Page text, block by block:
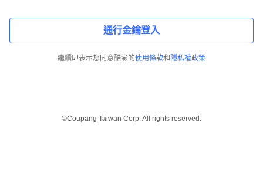
通行金鑰登入
繼續即表示您同意酷澎的使用條款和 隱私權政策
©Coupang Taiwan Corp. All rights reserved.